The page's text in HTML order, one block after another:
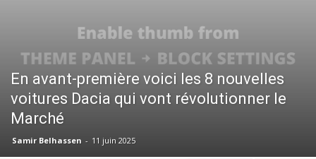
En avant-première voici les 8 nouvelles
voitures Dacia qui vont révolutionner le
Marché
Samir Belhassen - 11 juin 2025